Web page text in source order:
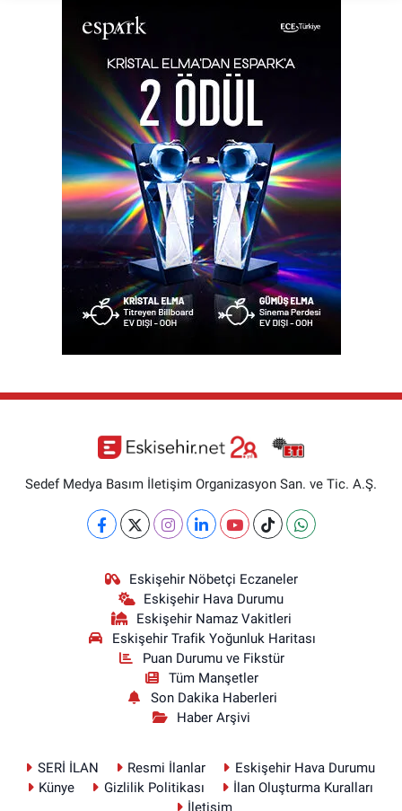
Sedef Medya Basım İletişim Organizasyon San. ve Tic. A.Ş.
Eskişehir Nöbetçi Eczaneler
Eskişehir Hava Durumu
Eskişehir Namaz Vakitleri
Eskişehir Trafik Yoğunluk Haritası
Puan Durumu ve Fikstür
Tüm Manşetler
Son Dakika Haberleri
Haber Arşivi
SERİ İLAN Resmi İlanlar
Eskişehir Hava Durumu
Künye
Gizlilik Politikası
İlan Oluşturma Kuralları
İletişim